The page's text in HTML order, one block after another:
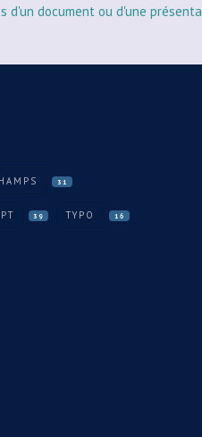
d'un document ou d'une
31
39 TYPO 16